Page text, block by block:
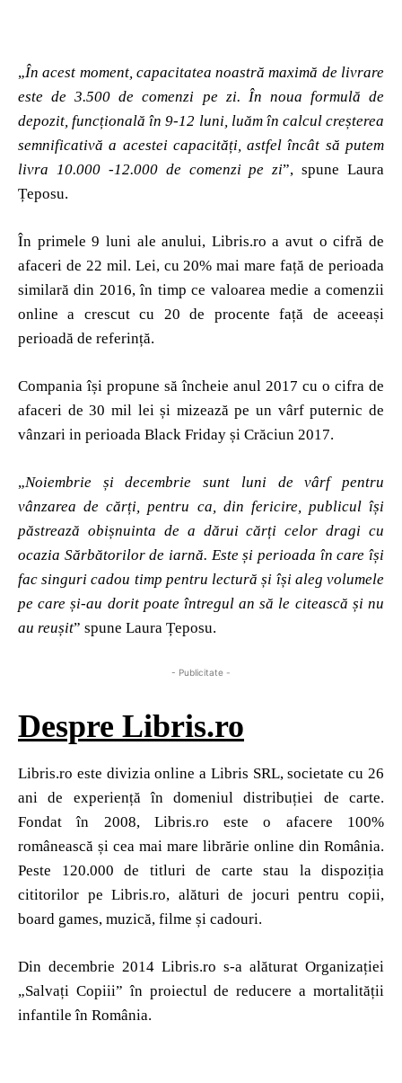
„În acest moment, capacitatea noastră maximă de livrare
este de 3.500 de comenzi pe zi. În noua formulă de
depozit, funcțională în 9-12 luni, luăm în calcul creșterea
semnificativă a acestei capacități, astfel încât să putem
livra 10.000 -12.000 de comenzi pe zi”, spune Laura
Țeposu.
În primele 9 luni ale anului, Libris.ro a avut o cifră de
afaceri de 22 mil. Lei, cu 20% mai mare față de perioada
similară din 2016, în timp ce valoarea medie a comenzii
online a crescut cu 20 de procente față de aceeași
perioadă de referință.
Compania își propune să încheie anul 2017 cu o cifra de
afaceri de 30 mil lei și mizează pe un vârf puternic de
vânzari in perioada Black Friday și Crăciun 2017.
„Noiembrie și decembrie sunt luni de vârf pentru
vânzarea de cărți, pentru ca, din fericire, publicul își
păstrează obișnuinta de a dărui cărți celor dragi cu
ocazia Sărbătorilor de iarnă. Este și perioada în care își
fac singuri cadou timp pentru lectură și își aleg volumele
pe care și-au dorit poate întregul an să le citească și nu
au reușit” spune Laura Țeposu.
- Publicitate -
Despre Libris.ro
Libris.ro este divizia online a Libris SRL, societate cu 26
ani de experiență în domeniul distribuției de carte.
Fondat în 2008, Libris.ro este o afacere 100%
românească și cea mai mare librărie online din România.
Peste 120.000 de titluri de carte stau la dispoziția
cititorilor pe Libris.ro, alături de jocuri pentru copii,
board games, muzică, filme și cadouri.
Din decembrie 2014 Libris.ro s-a alăturat Organizației
„Salvați Copiii” în proiectul de reducere a mortalității
infantile în România.